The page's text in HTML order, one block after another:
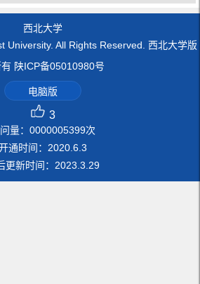
西北大学
University. All Rights Reserved. 西北大学版
陕ICP备05010980号
电脑版
3
量： 0000005399次
通时间： 2020 6 3
更新时间： 2023 3 29